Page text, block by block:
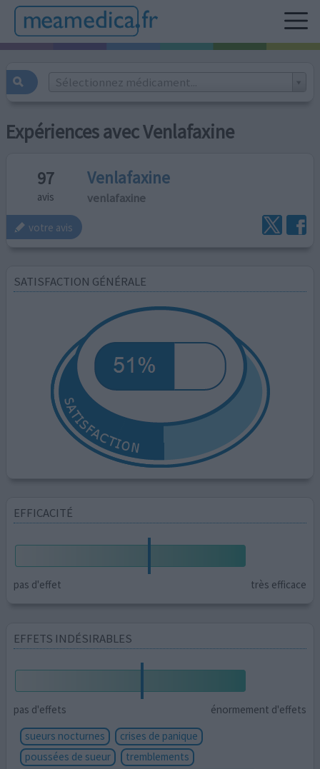
Sélectionnez médicament...
Expériences avec Venlafaxine
97
avis
Venlafaxine
venlafaxine
votre avis
SATISFACTION GÉNÉRALE
EFFICACITÉ
pas d'effet très efficace
EFFETS INDÉSIRABLES
pas d'effets
énormement d'effets
sueurs nocturnes
crises de panique
poussées de sueur
tremblements